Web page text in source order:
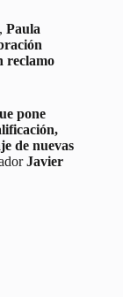
Paula
reclamo
pone
de nuevas
Javier